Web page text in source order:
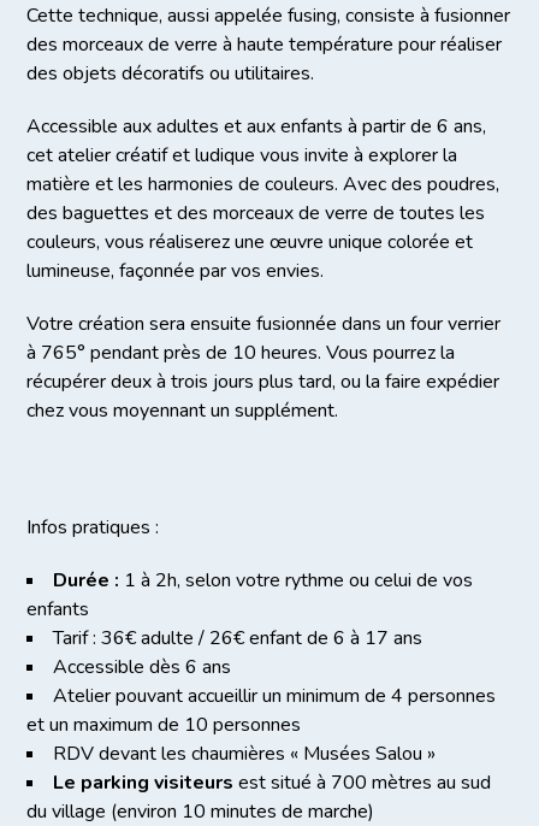
Cette technique, aussi appelée fusing, consiste à fusionner
des morceaux de verre à haute température pour réaliser
des objets décoratifs ou utilitaires.
Accessible aux adultes et aux enfants à partir de 6 ans,
cet atelier créatif et ludique vous invite à explorer la
matière et les harmonies de couleurs. Avec des poudres,
des baguettes et des morceaux de verre de toutes les
couleurs, vous réaliserez une œuvre unique colorée et
lumineuse, façonnée par vos envies.
Votre création sera ensuite fusionnée dans un four verrier
à 765° pendant près de 10 heures. Vous pourrez la
récupérer deux à trois jours plus tard, ou la faire expédier
chez vous moyennant un supplément.
Infos pratiques :
Durée : 1 à 2h, selon votre rythme ou celui de vos
enfants
Tarif : 36€ adulte / 26€ enfant de 6 à 17 ans
Accessible dès 6 ans
Atelier pouvant accueillir un minimum de 4 personnes
et un maximum de 10 personnes
RDV devant les chaumières « Musées Salou »
Le parking visiteurs est situé à 700 mètres au sud
du village (environ 10 minutes de marche)